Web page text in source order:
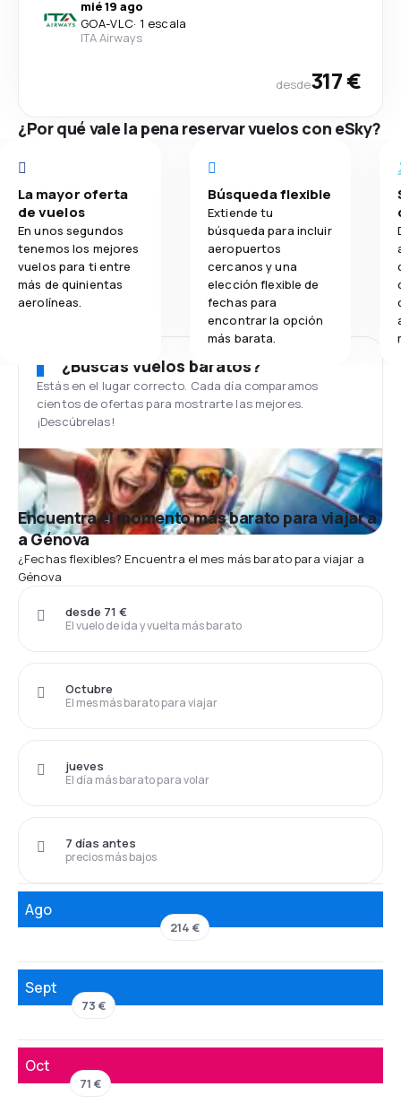
mié 19 ago
GOA-VLC· 1 escala
ITA Airways
desde317 €
¿Por qué vale la pena reservar vuelos con eSky?
La mayor oferta
de vuelos
En unos segundos
tenemos los mejores
vuelos para ti entre
más de quinientas
aerolíneas.
Búsqueda flexible
Extiende tu
búsqueda para incluir
aeropuertos
cercanos y una
elección flexible de
fechas para
encontrar la opción
más barata.
¿Buscas vuelos baratos?
Estás en el lugar correcto. Cada día comparamos
cientos de ofertas para mostrarte las mejores.
¡Descúbrelas!
Encuentra el momento más barato para viajar a
a Génova
¿Fechas flexibles? Encuentra el mes más barato para viajar a
Génova
El vuelo de ida y vuelta más barato
desde 71 €
El mes más barato para viajar
Octubre
El día más barato para volar
jueves
precios más bajos
7 días antes
Ago
214 €
Sept
73 €
Oct
71 €